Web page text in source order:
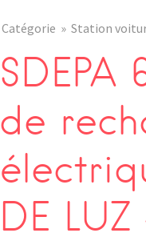
Catégorie Station
SDEPA
de
DE